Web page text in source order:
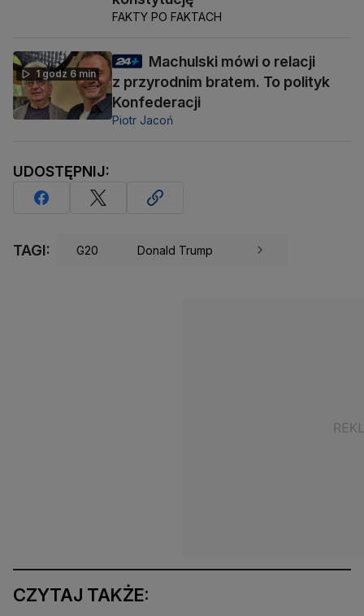
FAKTY PO FAKTACH
1 godz 6 min
Machulski mówi o relacji
z przyrodnim bratem. To polityk
Konfederacji
Piotr Jacoń
UDOSTĘPNIJ:
TAGI: G20 Donald Trump
CZYTAJ TAKŻE: